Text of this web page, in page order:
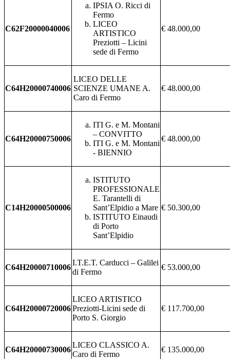
C62F20000040006
IPSIA O. Ricci di
Fermo
LICEO
ARTISTICO
Preziotti – Licini
sede di Fermo
€ 48.000,00
C64H20000740006
LICEO DELLE
SCIENZE UMANE A.
Caro di Fermo
€ 48.000,00
C64H20000750006
ITI G. e M. Montani
– CONVITTO
ITI G. e M. Montani
- BIENNIO
€ 48.000,00
C14H20000500006
ISTITUTO
PROFESSIONALE
E. Tarantelli di
Sant’Elpidio a Mare
ISTITUTO Einaudi
di Porto
Sant’Elpidio
€ 50.300,00
C64H20000710006
I.T.E.T. Carducci – Galilei
di Fermo
€ 53.000,00
C64H20000720006
LICEO ARTISTICO
Preziotti-Licini sede di
Porto S. Giorgio
€ 117.700,00
C64H20000730006
LICEO CLASSICO A.
Caro di Fermo
€ 135.000,00